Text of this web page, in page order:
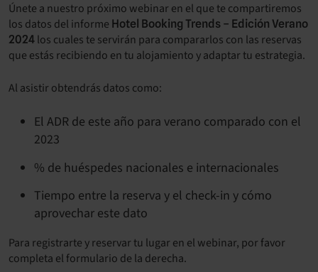
Únete a nuestro próximo webinar en el que te compartiremos
los datos del informe Hotel Booking Trends – Edición Verano
2024 los cuales te servirán para compararlos con las reservas
que estás recibiendo en tu alojamiento y adaptar tu estrategia.
Al asistir obtendrás datos como:
El ADR de este año para verano comparado con el
2023
% de huéspedes nacionales e internacionales
Tiempo entre la reserva y el check-in y cómo
aprovechar este dato
Para registrarte y reservar tu lugar en el webinar, por favor
completa el formulario de la derecha.